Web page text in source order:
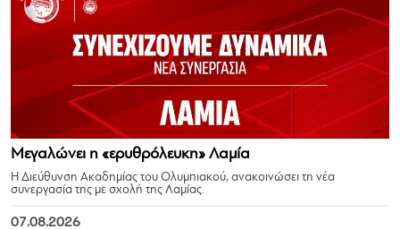
Μεγαλώνει η «ερυθρόλευκη» Λαμία
Η Διεύθυνση Ακαδημίας του Ολυμπιακού, ανακοινώσει τη νέα
συνεργασία της με σχολή της Λαμίας.
07.08.2026